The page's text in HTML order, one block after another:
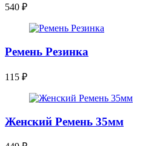
540 ₽
Ремень Резинка
115 ₽
Женский Ремень 35мм